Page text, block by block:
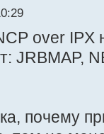
over IPX
JRBMAP,
почему